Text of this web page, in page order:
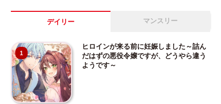
デイリー マンスリー
1
ヒロインが来る前に妊娠しました～詰ん
だはずの悪役令嬢ですが、どうやら違う
ようです～